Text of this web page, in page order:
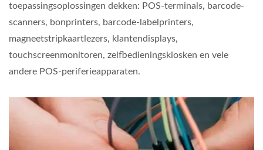
toepassingsoplossingen dekken: POS-terminals, barcode-
scanners, bonprinters, barcode-labelprinters,
magneetstripkaartlezers, klantendisplays,
touchscreenmonitoren, zelfbedieningskiosken en vele
andere POS-periferieapparaten.